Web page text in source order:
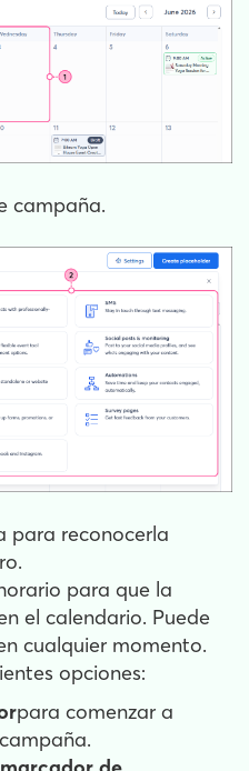
campaña.
para reconocerla
para que la
el calendario. Puede
cualquier momento.
opciones:
para comenzar a